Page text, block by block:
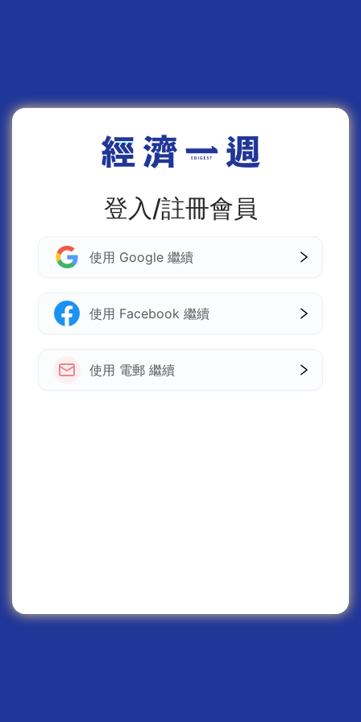
登入/註冊會員
使用 Google 繼續
使用 Facebook 繼續
使用 電郵 繼續